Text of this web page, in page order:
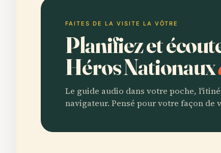
FAITES DE LA VISITE LA VÔTRE
Planifiez et
Héros Nationaux
Le guide audio dans votre poche,
navigateur. Pensé pour votre façon de